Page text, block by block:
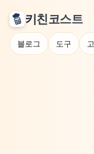
키친코스트
블로그 도구